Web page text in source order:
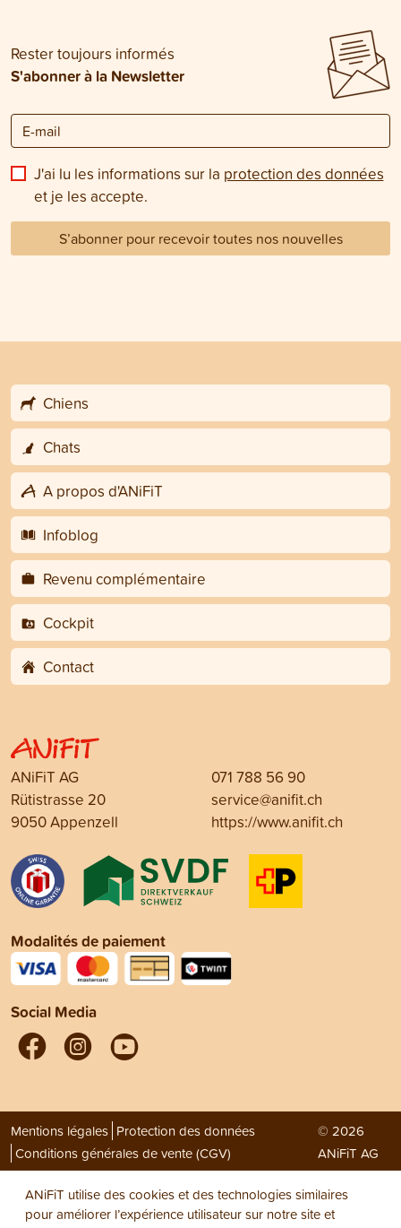
Rester toujours informés
S'abonner à la Newsletter
J'ai lu les informations sur la protection des données
et je les accepte.
S’abonner pour recevoir toutes nos nouvelles
Chiens
Chats
A propos d'ANiFiT
Infoblog
Revenu complémentaire
Cockpit
Contact
ANiFiT AG
Rütistrasse 20
9050 Appenzell
071 788 56 90
service@anifit.ch
https://www.anifit.ch
Modalités de paiement
Social Media
Mentions légales Protection des données
Conditions générales de vente (CGV)
© 2026
ANiFiT AG
ANiFiT utilise des cookies et des technologies similaires
pour améliorer l’expérience utilisateur sur notre site et